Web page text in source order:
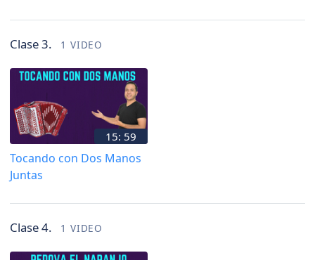
Clase 3. 1 VIDEO
15: 59
Tocando con Dos Manos
Juntas
Clase 4. 1 VIDEO